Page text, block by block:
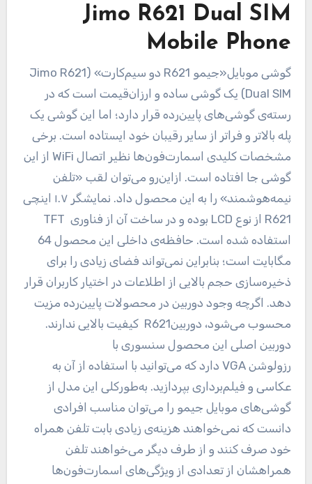
Jimo R621 Dual SIM
Mobile Phone
گوشی موبایل«جیمو R621 دو سیم‌کارت» (Jimo R621
Dual SIM) یک گوشی ساده و ارزان‌قیمت است که در
رسته‌ی گوشی‌های پایین‌رده قرار دارد؛ اما این گوشی یک
پله بالاتر و فراتر از سایر رقیبان خود ایستاده است. برخی
مشخصات کلیدی اسمارت‌فون‌ها نظیر اتصال WiFi از این
گوشی جا افتاده است. ازاین‌رو می‌توان لقب «تلفن
نیمه‌هوشمند» را به این محصول داد. نمایشگر ۱.۷ اینچی
R621 از نوع LCD بوده و در ساخت آن از فناوری TFT
استفاده شده است. حافظه‌ی داخلی این محصول 64
مگابایت است؛ بنابراین نمی‌تواند فضای زیادی را برای
ذخیره‌سازی حجم بالایی از اطلاعات در اختیار کاربران قرار
دهد. اگرچه وجود دوربین در محصولات پایین‌رده مزیت
محسوب می‌شود، دوربینR621 کیفیت بالایی ندارند.
دوربین اصلی این محصول سنسوری با
رزولوشن VGA دارد که می‌توانید با استفاده از آن به
عکاسی و فیلم‌برداری بپردازید. به‌طورکلی این مدل از
گوشی‌های موبایل جیمو را می‌توان مناسب افرادی
دانست که نمی‌خواهند هزینه‌ی زیادی بابت تلفن همراه
خود صرف کنند و از طرف دیگر می‌خواهند تلفن
همراهشان از تعدادی از ویژگی‌های اسمارت‌فون‌ها